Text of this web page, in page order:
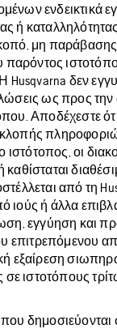
ενδεικτικά
ή
μη παράβασης
παρόντος
Husqvarna δεν
ως προς την
Αποδέχεστε
ιστότοπος, οι
από τη
ιούς ή άλλα
εγγύηση και
επιτρεπόμενου
εξαίρεση
σε ιστοτόπους
δημοσιεύονται